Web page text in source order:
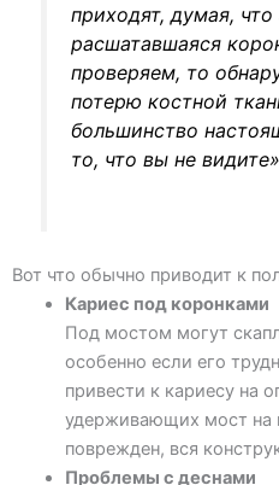
приходят, думая,
расшатавшаяся
проверяем, то
потерю костной
большинство
то, что вы не
Вот что обычно приводит к
Кариес под коронками
Под мостом могут
особенно если его
привести к кариесу на
удерживающих мост на
поврежден, вся
Проблемы с деснами